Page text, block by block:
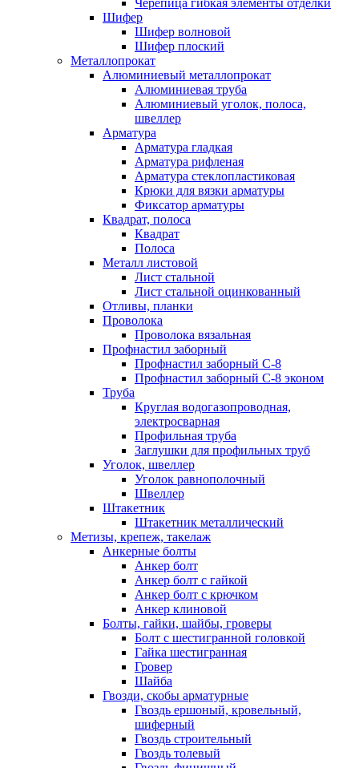
Черепица гибкая элементы отделки
Шифер
Шифер волновой
Шифер плоский
Металлопрокат
Алюминиевый металлопрокат
Алюминиевая труба
Алюминиевый уголок, полоса,
швеллер
Арматура
Арматура гладкая
Арматура рифленая
Арматура стеклопластиковая
Крюки для вязки арматуры
Фиксатор арматуры
Квадрат, полоса
Квадрат
Полоса
Металл листовой
Лист стальной
Лист стальной оцинкованный
Отливы, планки
Проволока
Проволока вязальная
Профнастил заборный
Профнастил заборный С-8
Профнастил заборный С-8 эконом
Труба
Круглая водогазопроводная,
электросварная
Профильная труба
Заглушки для профильных труб
Уголок, швеллер
Уголок равнополочный
Швеллер
Штакетник
Штакетник металлический
Метизы, крепеж, такелаж
Анкерные болты
Анкер болт
Анкер болт с гайкой
Анкер болт с крючком
Анкер клиновой
Болты, гайки, шайбы, гроверы
Болт c шестигранной головкой
Гайка шестигранная
Гровер
Шайба
Гвозди, скобы арматурные
Гвоздь ершоный, кровельный,
шиферный
Гвоздь строительный
Гвоздь толевый